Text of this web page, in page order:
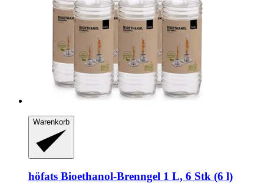
Warenkorb
höfats Bioethanol-​Brenngel 1 L, 6 Stk (6 l)